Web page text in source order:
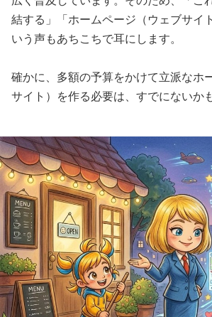
結する」「ホームページ（ウェブサイ
いう声もあちこちで耳にします。
確かに、多額の予算をかけて立派なホ
サイト）を作る必要は、すでにないか